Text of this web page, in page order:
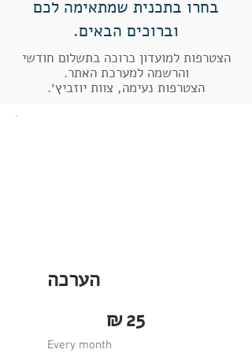
הגשת שאלות לאורחים מיוחדים
הקדשת שיעור תורה
בחרו בתכנית שמתאימה לכם
וברוכים הבאים.
הצטרפות למועדון כרוכה בתשלום חודשי
והרשמה למערכת האתר.
הצטרפות נעימה, צוות יוזביץ׳.
הערכה
₪25
Every month